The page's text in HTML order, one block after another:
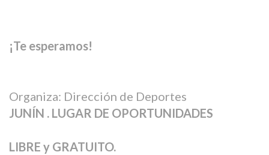
¡Te esperamos!
Organiza: Dirección de Deportes
JUNÍN . LUGAR DE OPORTUNIDADES
LIBRE y GRATUITO.